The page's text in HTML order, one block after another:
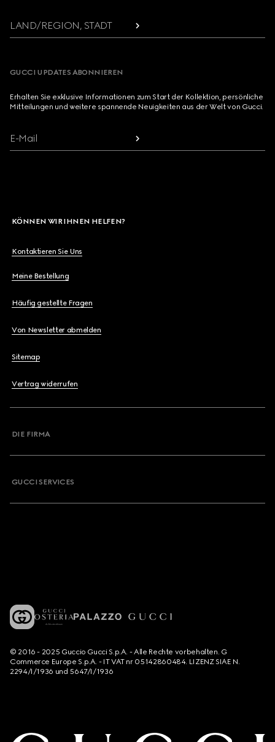
LAND/REGION, STADT
GUCCI UPDATES ABONNIEREN
Erhalten Sie exklusive Informationen zum Start der Kollektion, persönliche
Mitteilungen und weitere spannende Neuigkeiten aus der Welt von Gucci.
E-Mail
KÖNNEN WIR IHNEN HELFEN?
Kontaktieren Sie Uns
Meine Bestellung
Häufig gestellte Fragen
Von Newsletter abmelden
Sitemap
Vertrag widerrufen
DIE FIRMA
GUCCI SERVICES
© 2016 - 2025 Guccio Gucci S.p.A. - Alle Rechte vorbehalten. G
Commerce Europe S.p.A. - IT VAT nr 05142860484. LIZENZ SIAE N.
2294/I/1936 und 5647/I/1936